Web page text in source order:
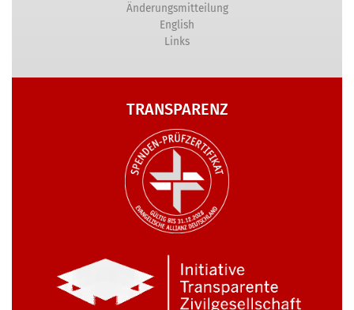
Änderungsmitteilung
English
Links
TRANSPARENZ